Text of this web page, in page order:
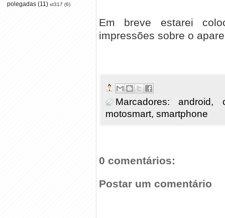
Em breve estarei
impressões sobre o
Marcadores:android,
motosmart, smartphone
0 comentários:
Postar um comentário
polegadas (11) xt317 (6)